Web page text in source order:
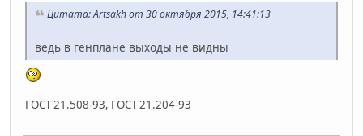
Цитата: Artsakh от 30 октября 2015, 14:41:13
ведь в генплане выходы не видны
ГОСТ 21.508-93, ГОСТ 21.204-93